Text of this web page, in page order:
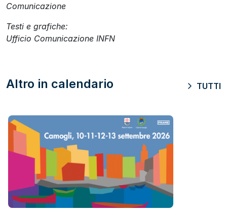
Comunicazione
Testi e grafiche:
Ufficio Comunicazione INFN
Altro in calendario TUTTI